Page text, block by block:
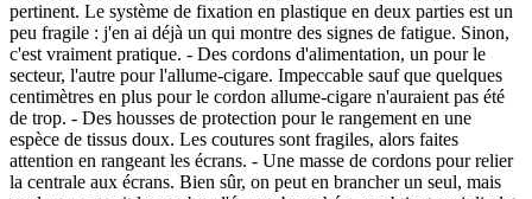
pertinent. Le système de fixation en plastique en deux parties est un
peu fragile : j'en ai déjà un qui montre des signes de fatigue. Sinon,
c'est vraiment pratique. - Des cordons d'alimentation, un pour le
secteur, l'autre pour l'allume-cigare. Impeccable sauf que quelques
centimètres en plus pour le cordon allume-cigare n'auraient pas été
de trop. - Des housses de protection pour le rangement en une
espèce de tissus doux. Les coutures sont fragiles, alors faites
attention en rangeant les écrans. - Une masse de cordons pour relier
la centrale aux écrans. Bien sûr, on peut en brancher un seul, mais